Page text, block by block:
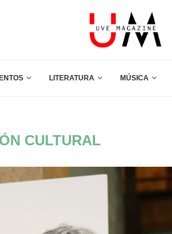
LITERATURA MÚSICA
CULTURAL